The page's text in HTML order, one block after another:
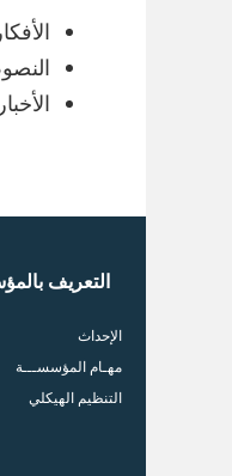
التعريف
الإحداث
مهـام المؤسســـة
التنظيم الهيكلي